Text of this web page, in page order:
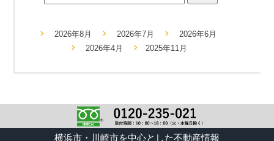
2026年8月 2026年7月
2026年6月
2026年4月
2025年11月
横浜市・川崎市を中心とした不動産情報